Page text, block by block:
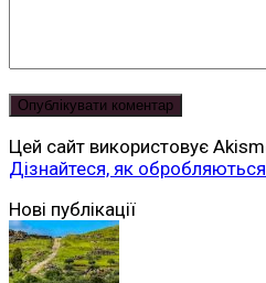
Цей сайт використовує
Дізнайтеся, як